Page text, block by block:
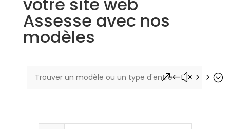
Assesse avec nos
modèles
&#x55;